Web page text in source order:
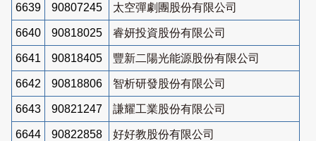
6639 90807245 太空彈劇團股份有限公司
6640 90818025 睿妍投資股份有限公司
6641 90818405 豐新二陽光能源股份有限公司
6642 90818806 智析研發股份有限公司
6643 90821247 謙耀工業股份有限公司
6644 90822858 好好教股份有限公司